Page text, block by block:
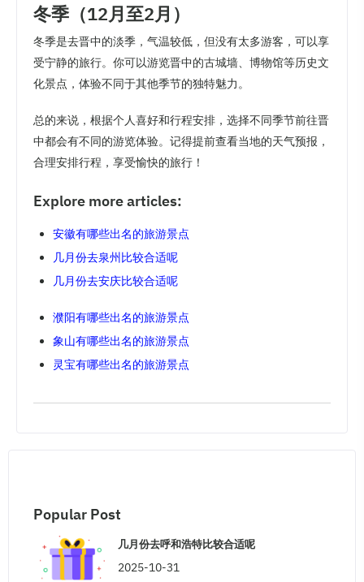
冬季（12月至2月）
冬季是去晋中的淡季，气温较低，但没有太多游客，可以享
受宁静的旅行。你可以游览晋中的古城墙、博物馆等历史文
化景点，体验不同于其他季节的独特魅力。
总的来说，根据个人喜好和行程安排，选择不同季节前往晋
中都会有不同的游览体验。记得提前查看当地的天气预报，
合理安排行程，享受愉快的旅行！
Explore more articles:
安徽有哪些出名的旅游景点
几月份去泉州比较合适呢
几月份去安庆比较合适呢
濮阳有哪些出名的旅游景点
象山有哪些出名的旅游景点
灵宝有哪些出名的旅游景点
Popular Post
几月份去呼和浩特比较合适呢
2025-10-31